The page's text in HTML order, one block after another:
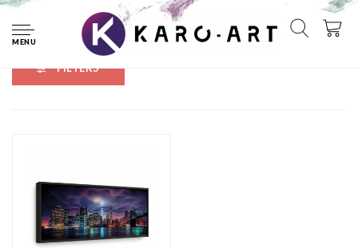
MENU
panorama
FILTERS